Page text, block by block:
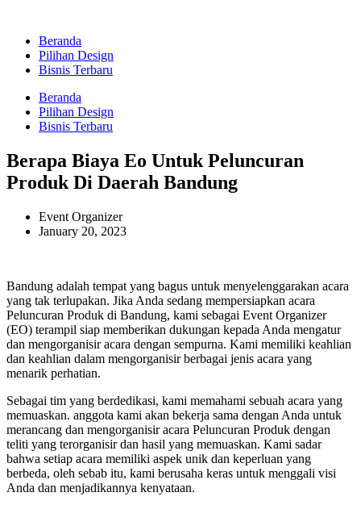
Beranda
Pilihan Design
Bisnis Terbaru
Beranda
Pilihan Design
Bisnis Terbaru
Berapa Biaya Eo Untuk Peluncuran
Produk Di Daerah Bandung
Event Organizer
January 20, 2023
Bandung adalah tempat yang bagus untuk menyelenggarakan acara
yang tak terlupakan. Jika Anda sedang mempersiapkan acara
Peluncuran Produk di Bandung, kami sebagai Event Organizer
(EO) terampil siap memberikan dukungan kepada Anda mengatur
dan mengorganisir acara dengan sempurna. Kami memiliki keahlian
dan keahlian dalam mengorganisir berbagai jenis acara yang
menarik perhatian.
Sebagai tim yang berdedikasi, kami memahami sebuah acara yang
memuaskan. anggota kami akan bekerja sama dengan Anda untuk
merancang dan mengorganisir acara Peluncuran Produk dengan
teliti yang terorganisir dan hasil yang memuaskan. Kami sadar
bahwa setiap acara memiliki aspek unik dan keperluan yang
berbeda, oleh sebab itu, kami berusaha keras untuk menggali visi
Anda dan menjadikannya kenyataan.